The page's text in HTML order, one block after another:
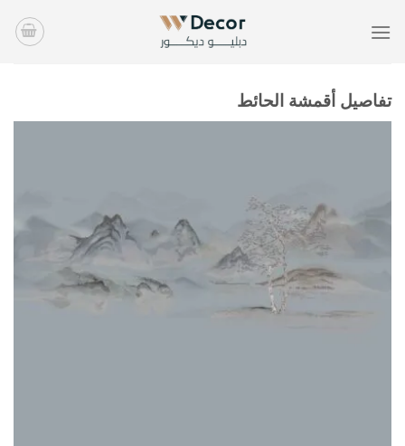
للمحتوى
تفاصيل أقمشة الحائط